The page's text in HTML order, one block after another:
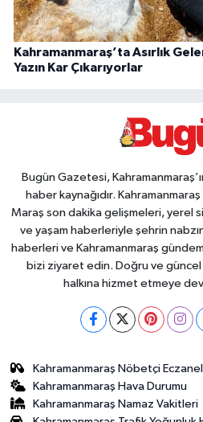
Kahramanmaraş’ta Asırlık
Yazın Kar Çıkarıyorlar
Bugün Gazetesi,
haber kaynağıdır.
Maraş son dakika gelişmeleri, yerel
ve yaşam haberleriyle şehrin
haberleri ve Kahramanmaraş
bizi ziyaret edin. Doğru ve
halkına hizmet etmeye
Kahramanmaraş Nöbetçi
Kahramanmaraş Hava Durumu
Kahramanmaraş Namaz Vakitleri